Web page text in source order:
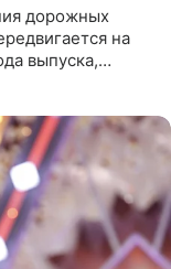
дорожных
на
выпуска,